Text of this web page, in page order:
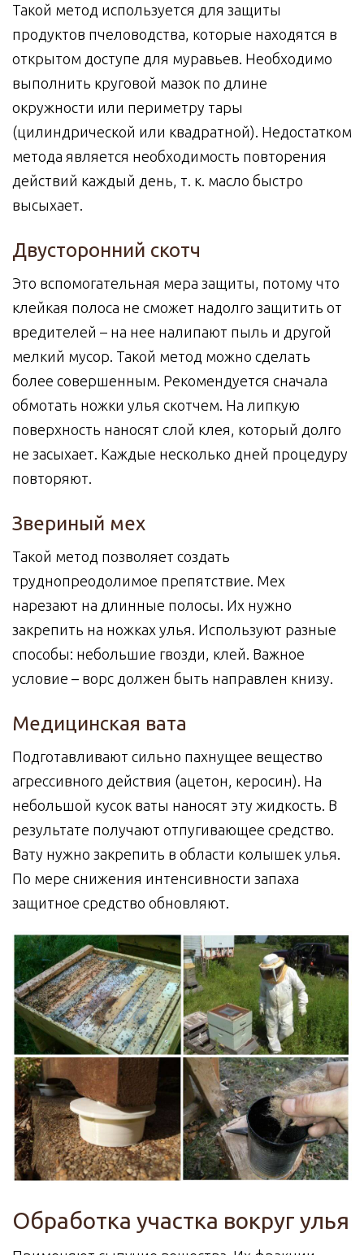
Такой метод используется для защиты
продуктов пчеловодства, которые находятся в
открытом доступе для муравьев. Необходимо
выполнить круговой мазок по длине
окружности или периметру тары
(цилиндрической или квадратной). Недостатком
метода является необходимость повторения
действий каждый день, т. к. масло быстро
высыхает.
Двусторонний скотч
Это вспомогательная мера защиты, потому что
клейкая полоса не сможет надолго защитить от
вредителей – на нее налипают пыль и другой
мелкий мусор. Такой метод можно сделать
более совершенным. Рекомендуется сначала
обмотать ножки улья скотчем. На липкую
поверхность наносят слой клея, который долго
не засыхает. Каждые несколько дней процедуру
повторяют.
Звериный мех
Такой метод позволяет создать
труднопреодолимое препятствие. Мех
нарезают на длинные полосы. Их нужно
закрепить на ножках улья. Используют разные
способы: небольшие гвозди, клей. Важное
условие – ворс должен быть направлен книзу.
Медицинская вата
Подготавливают сильно пахнущее вещество
агрессивного действия (ацетон, керосин). На
небольшой кусок ваты наносят эту жидкость. В
результате получают отпугивающее средство.
Вату нужно закрепить в области колышек улья.
По мере снижения интенсивности запаха
защитное средство обновляют.
Обработка участка вокруг улья